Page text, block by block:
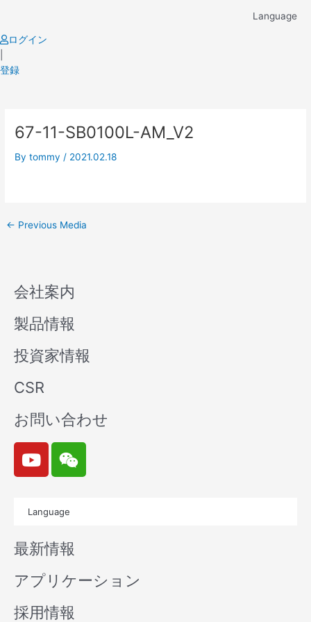
content
Language
ログイン
登録
67-11-SB0100L-AM_V2
Bytommy / 2021.02.18
navigation
← Previous Media
会社案内
製品情報
投資家情報
CSR
お問い合わせ
Y
o
u
b
e
W
e
i
n
Language
最新情報
アプリケーション
採用情報